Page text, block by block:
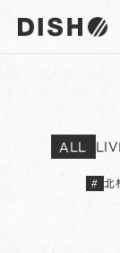
DISH// サ
ALL
# 北